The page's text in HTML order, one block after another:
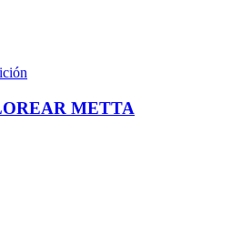
METTA